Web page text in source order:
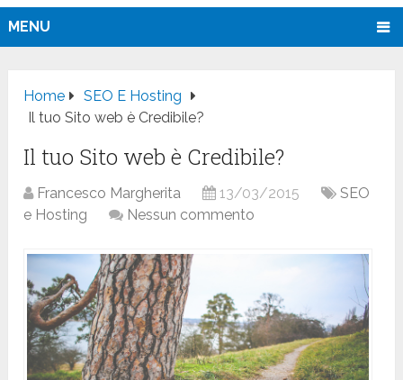
MENU
Home
SEO E Hosting
Il tuo Sito web è Credibile?
Il tuo Sito web è Credibile?
Francesco Margherita 13/03/2015
SEO
e Hosting
Nessun commento